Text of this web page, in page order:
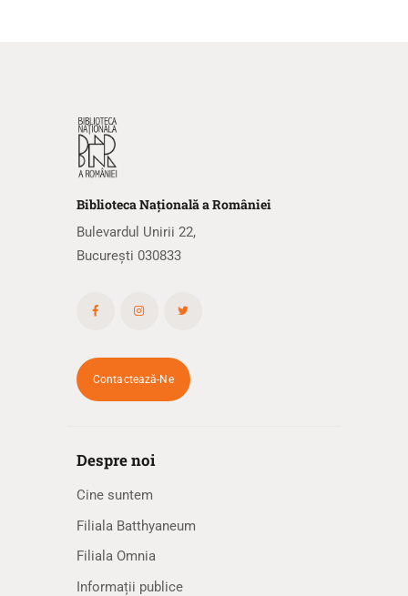
BibliotecaNaționalăa României
Bulevardul Unirii 22,
București 030833
Contactează-Ne
Despre noi
Cine suntem
Filiala Batthyaneum
Filiala Omnia
Informații publice